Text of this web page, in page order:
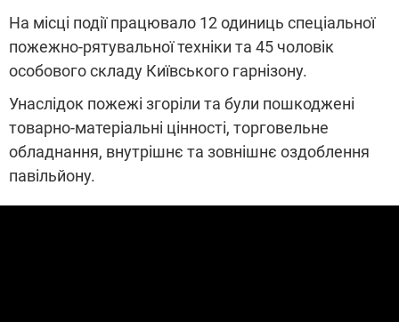
На місці події працювало 12 одиниць спеціальної
пожежно-рятувальної техніки та 45 чоловік
особового складу Київського гарнізону.
Унаслідок пожежі згоріли та були пошкоджені
товарно-матеріальні цінності, торговельне
обладнання, внутрішнє та зовнішнє оздоблення
павільйону.